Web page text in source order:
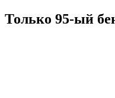
Только 95-ый